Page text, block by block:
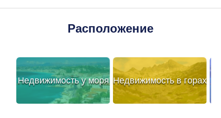
Расположение
Недвижимость у моря Недвижимость в горах